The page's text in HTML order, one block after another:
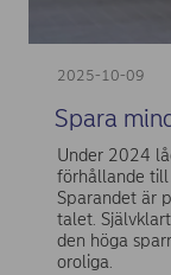
2025-10-09
Spara
Under 2024
förhållande till
Sparandet är
talet.
den höga
oroliga.